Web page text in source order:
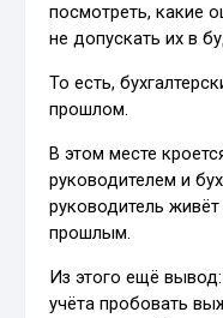
посмотреть, какие
не допускать их в
То есть,
прошлом.
В этом месте
руководителем и
руководитель
прошлым.
Из этого ещё вывод:
учёта пробовать